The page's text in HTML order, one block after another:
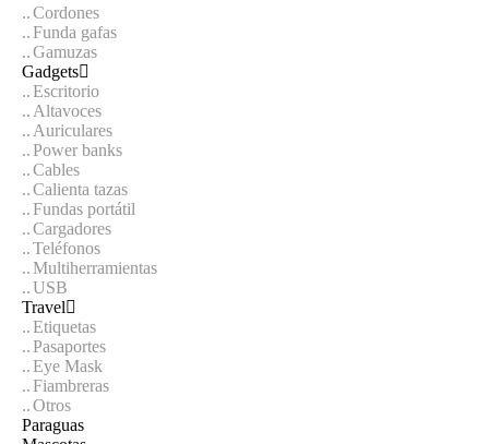
Cordones
Funda gafas
Gamuzas
Gadgets
Escritorio
Altavoces
Auriculares
Power banks
Cables
Calienta tazas
Fundas portátil
Cargadores
Teléfonos
Multiherramientas
USB
Travel
Etiquetas
Pasaportes
Eye Mask
Fiambreras
Otros
Paraguas